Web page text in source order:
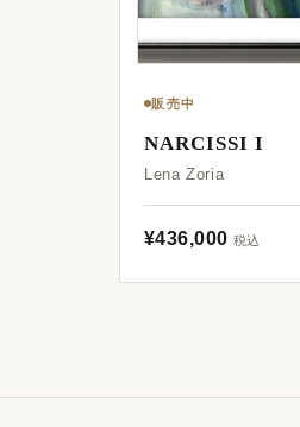
販売中
NARCISSI I
Lena Zoria
¥436,000 税込